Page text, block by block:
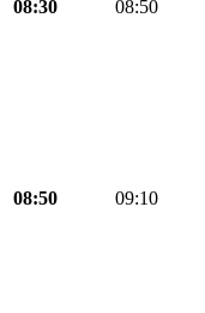
08:30 08:50
08:50 09:10